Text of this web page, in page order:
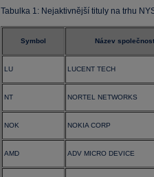
Tabulka 1: Nejaktivnější tituly na trhu
Symbol Název
LU LUCENT TECH
NT NORTEL NETWORKS
NOK NOKIA CORP
AMD ADV MICRO DEVICE